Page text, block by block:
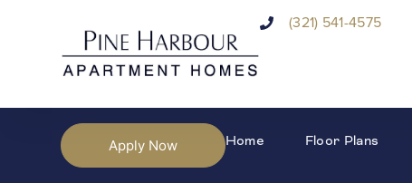
(321) 541-4575
Apply Now Home Floor Plans